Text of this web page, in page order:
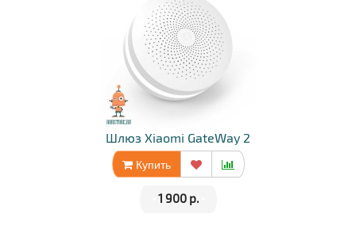
Шлюз Xiaomi GateWay 2
Купить
1 900 р.